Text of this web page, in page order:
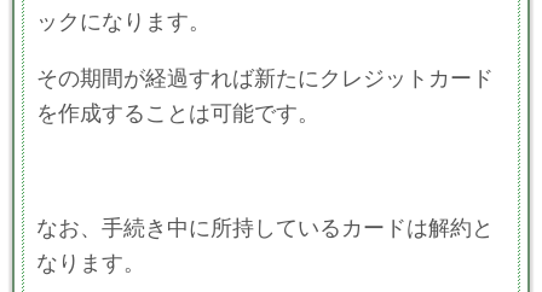
ックになります。
その期間が経過すれば新たにクレジットカード
を作成することは可能です。
なお、手続き中に所持しているカードは解約と
なります。